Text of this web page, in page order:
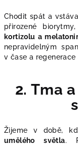
Chodit spát a
přirozené
kortizolu a
nepravidelným
v čase a regenerace
2. Tma
Žijeme v době,
umělého světla.